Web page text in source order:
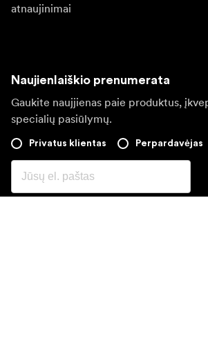
atnaujinimai
Naujienlaiškio prenumerata
Gaukite naujjienas paie produktus,
specialių pasiūlymų.
Privatus klientas Perpardavėjas